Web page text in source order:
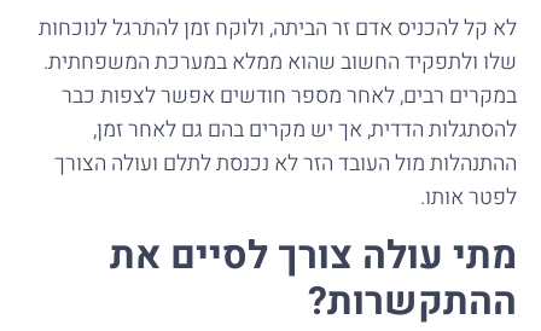
לא קל להכניס אדם זר הביתה, ולוקח זמן להתרגל לנוכחות
שלו ולתפקיד החשוב שהוא ממלא במערכת המשפחתית.
במקרים רבים, לאחר מספר חודשים אפשר לצפות כבר
להסתגלות הדדית, אך יש מקרים בהם גם לאחר זמן,
ההתנהלות מול העובד הזר לא נכנסת לתלם ועולה הצורך
לפטר אותו.
מתי עולה צורך לסיים את
ההתקשרות?